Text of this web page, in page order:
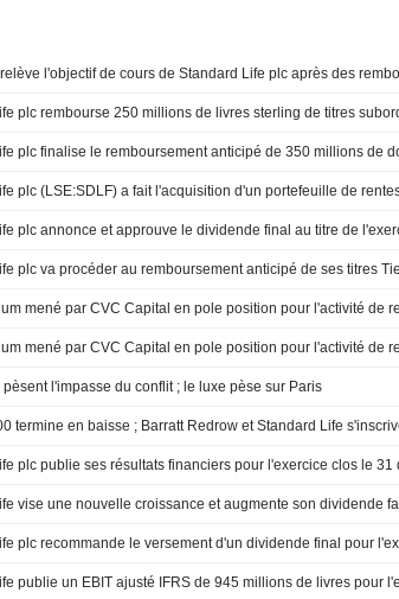
pèsent l'impasse du conflit ; le luxe pèse sur Paris